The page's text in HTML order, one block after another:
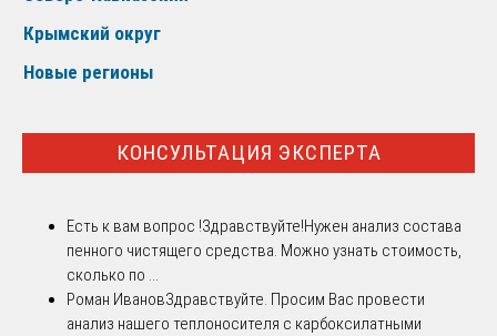
Крымский округ
Новые регионы
КОНСУЛЬТАЦИЯ ЭКСПЕРТА
Есть к вам вопрос !Здравствуйте!Нужен анализ состава
пенного чистящего средства. Можно узнать стоимость,
сколько по ...
Роман ИвановЗдравствуйте. Просим Вас провести
анализ нашего теплоносителя с карбоксилатными